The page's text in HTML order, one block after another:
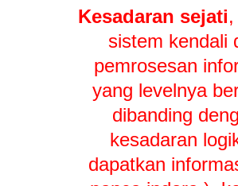
Kesadaran sejati
sistem kendali
pemrosesan
yang levelnya
dibanding
kesadaran
dapatkan